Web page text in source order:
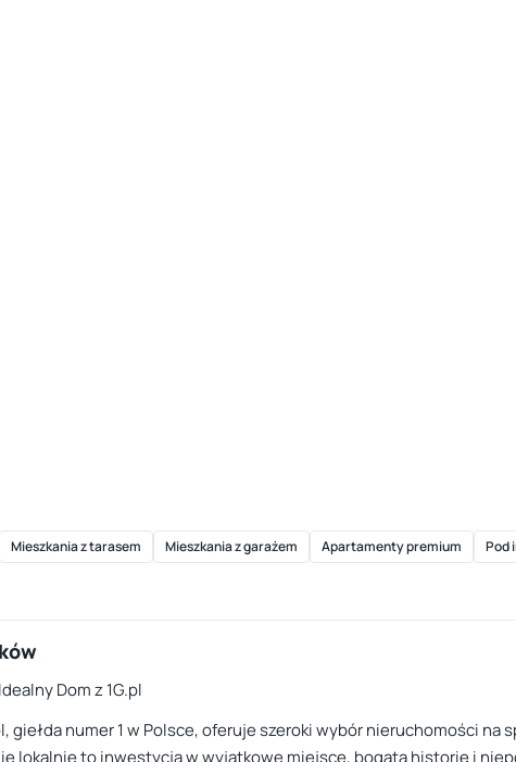
Mieszkania z tarasem Mieszkania z garażem Apartamenty premium
Pod
Dom z 1G.pl
giełda numer 1 w Polsce, oferuje szeroki wybór nieruchomości na
lokalnie to inwestycja w wyjątkowe miejsce, bogatą historię i